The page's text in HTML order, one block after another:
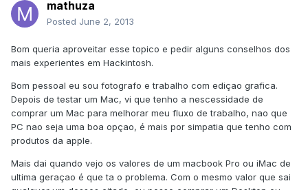
mathuza
Posted June 2, 2013
Bom queria aproveitar esse topico e pedir alguns conselhos dos
mais experientes em Hackintosh.
Bom pessoal eu sou fotografo e trabalho com ediçao grafica.
Depois de testar um Mac, vi que tenho a nescessidade de
comprar um Mac para melhorar meu fluxo de trabalho, nao que
PC nao seja uma boa opçao, é mais por simpatia que tenho com
produtos da apple.
Mais dai quando vejo os valores de um macbook Pro ou iMac de
ultima geraçao é que ta o problema. Com o mesmo valor que sai